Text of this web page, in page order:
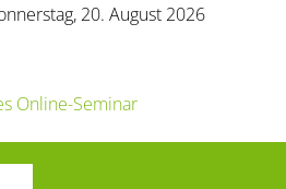
20. August 2026
Online-Seminar